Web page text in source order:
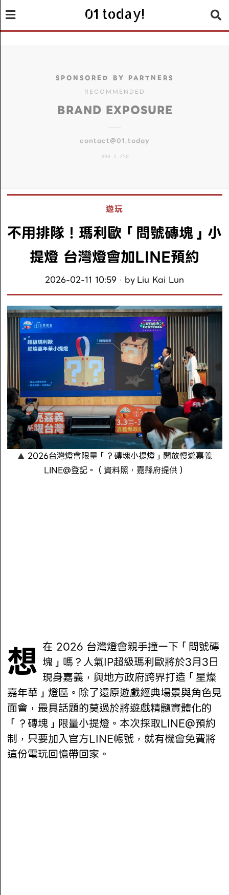
01 today!
SPONSORED BY PARTNERS
RECOMMENDED
BRAND EXPOSURE
contact@01.today
300 X 250
遊玩
不用排隊！瑪利歐「問號磚塊」小
提燈 台灣燈會加LINE預約
2026-02-11 10:59 by Liu Kai Lun
2026台灣燈會限量「？磚塊小提燈」開放慢遊嘉義
LINE@登記。（資料照，嘉縣府提供）
想在 2026 台灣燈會親手撞一下「問號磚 塊」嗎？人氣IP超級瑪利歐將於3月3日
現身嘉義，與地方政府跨界打造「星燦
嘉年華」燈區。除了還原遊戲經典場景與角色見
面會，最具話題的莫過於將遊戲精髓實體化的
「？磚塊」限量小提燈。本次採取LINE@預約
制，只要加入官方LINE帳號，就有機會免費將
這份電玩回憶帶回家。